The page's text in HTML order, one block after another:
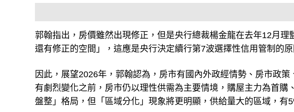
郭翰指出，房價雖然出現修正，但是央行總裁楊金龍在去年12月理
還有修正的空間」，這應是央行決定續行第7波選擇性信用管制的原
因此，展望2026年，郭翰認為，房市有國內外政經情勢、房市政
有劇烈變化之前，房市仍以理性供需為主要情境，購屋主力為首購
盤整」格局，但「區域分化」現象將更明顯，供給量大的區域，有